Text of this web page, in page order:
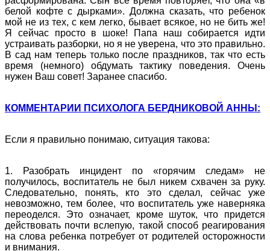
белой кофте с дырками». Должна сказать, что ребенок
мой не из тех, с кем легко, бывает всякое, но не бить же!
Я сейчас просто в шоке! Папа наш собирается идти
устраивать разборки, но я не уверена, что это правильно.
В сад нам теперь только после праздников, так что есть
время (немного) обдумать тактику поведения. Очень
нужен Ваш совет! Заранее спасибо.
КОММЕНТАРИИ ПСИХОЛОГА БЕРДНИКОВОЙ АННЫ:
Если я правильно понимаю, ситуация такова:
1. Разобрать инцидент по «горячим следам» не
получилось, воспитатель не был никем схвачен за руку.
Следовательно, понять, кто это сделал, сейчас уже
невозможно, тем более, что воспитатель уже наверняка
переоделся. Это означает, кроме шуток, что придется
действовать почти вслепую, такой способ реагирования
на слова ребенка потребует от родителей осторожности
и внимания.